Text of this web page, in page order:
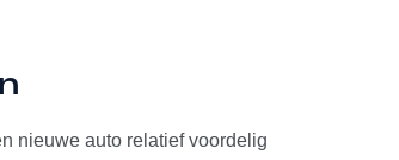
nieuwe auto relatief voordelig